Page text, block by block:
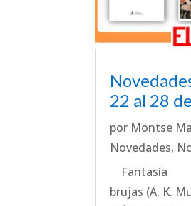
22 al 28
por Montse
Novedades,
Fantasía
brujas (A. K.